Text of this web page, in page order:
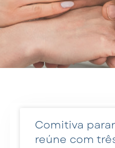
Comitiva
reúne com